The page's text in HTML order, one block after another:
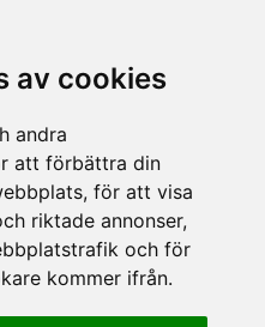
av cookies
andra
att förbättra din
för att visa
riktade annonser,
och för
kommer ifrån.